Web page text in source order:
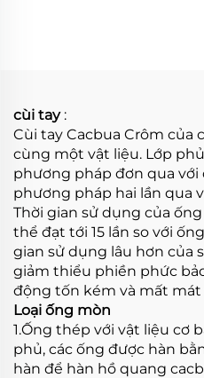
cùi tay :
Cùi tay Cacbua Crôm của
cùng một vật liệu. Lớp
phương pháp đơn qua
phương pháp hai lần qua
Thời gian sử dụng của
thể đạt tới 15 lần so với
gian sử dụng lâu hơn của
giảm thiểu phiền phức
động tốn kém và mất mát
Loại ống mòn
1.Ống thép với vật liệu cơ
phủ, các ống được hàn
hàn để hàn hồ quang